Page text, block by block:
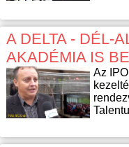
A DELTA - DÉL-
AKADÉMIA IS
Az